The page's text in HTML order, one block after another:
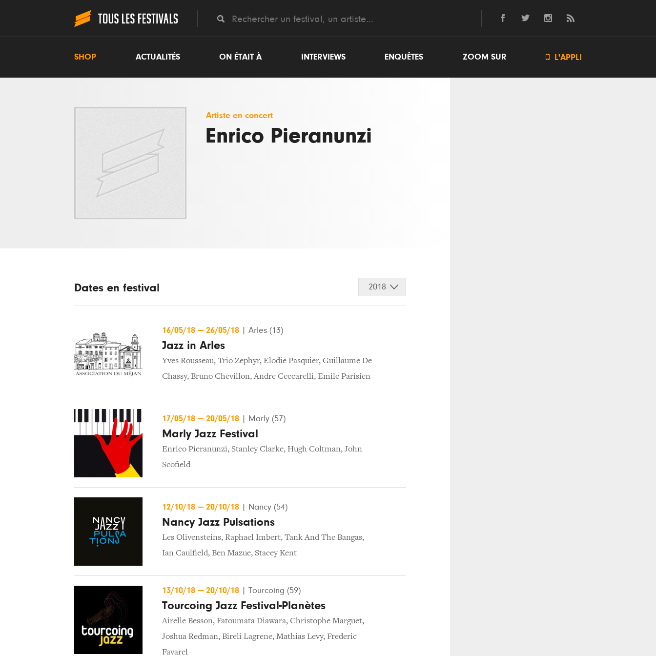
SHOP ACTUALITÉS ON ÉTAIT À INTERVIEWS ENQUÊTES ZOOM SUR  L'APPLI
Artiste en concert
Enrico Pieranunzi
Dates en festival 2018
16/05/18 — 26/05/18 Arles (13)
Jazz in Arles
Yves Rousseau, Trio Zephyr, Elodie Pasquier, Guillaume De
Chassy, Bruno Chevillon,Andre Ceccarelli, Emile Parisien
17/05/18 — 20/05/18 Marly (57)
Marly Jazz Festival
Enrico Pieranunzi, Stanley Clarke, Hugh Coltman, John
Scofield
12/10/18 — 20/10/18 Nancy (54)
Nancy Jazz Pulsations
Les Olivensteins, Raphael Imbert, Tank And The Bangas,
Ian Caulfield, Ben Mazue, Stacey Kent
13/10/18 — 20/10/18 Tourcoing (59)
Tourcoing Jazz Festival-Planètes
Airelle Besson, Fatoumata Diawara, Christophe Marguet,
Joshua Redman, Bireli Lagrene, Mathias Levy, Frederic
Favarel